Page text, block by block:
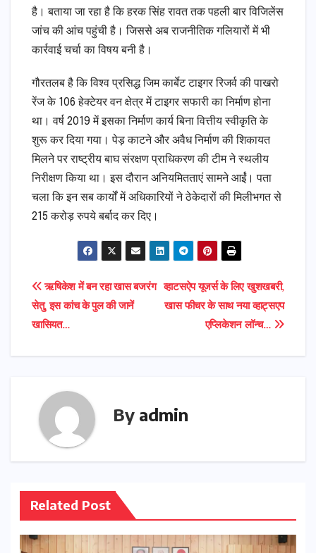
है। बताया जा रहा है कि हरक सिंह रावत तक पहली बार विजिलेंस
जांच की आंच पहुंची है। जिससे अब राजनीतिक गलियारों में भी
कार्रवाई चर्चा का विषय बनी है।
गौरतलब है कि विश्व प्रसिद्ध जिम कार्बेट टाइगर रिजर्व की पाखरो
रेंज के 106 हेक्टेयर वन क्षेत्र में टाइगर सफारी का निर्माण होना
था। वर्ष 2019 में इसका निर्माण कार्य बिना वित्तीय स्वीकृति के
शुरू कर दिया गया। पेड़ काटने और अवैध निर्माण की शिकायत
मिलने पर राष्ट्रीय बाघ संरक्षण प्राधिकरण की टीम ने स्थलीय
निरीक्षण किया था। इस दौरान अनियमितताएं सामने आईं। पता
चला कि इन सब कार्यों में अधिकारियों ने ठेकेदारों की मिलीभगत से
215 करोड़ रुपये बर्बाद कर दिए।
Post
navigation
व्हाटसऐप यूजर्स के लिए खुशखबरी,
खास फीचर के साथ नया व्हाट्सएप
एप्लिकेशन लॉन्च…
ऋषिकेश में बन रहा खास बजरंग
सेतु, इस कांच के पुल की जानें
खासियत…
By admin
Related Post